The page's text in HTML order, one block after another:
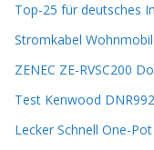
Top-25 für deutsches
Stromkabel Wohnmobil
ZENEC ZE-RVSC200
Test Kenwood
Lecker Schnell One-Pot